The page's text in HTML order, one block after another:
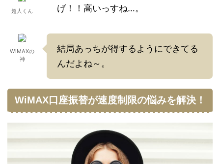
超人くん げ！！高いっすね…。
WiMAXの
神
結局あっちが得するようにできてる
んだよね～。
WiMAX口座振替が速度制限の悩みを解決！